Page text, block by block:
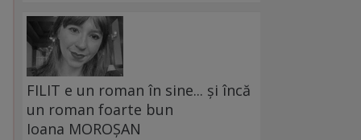
FILIT e un roman în sine... și încă
un roman foarte bun
Ioana MOROȘAN